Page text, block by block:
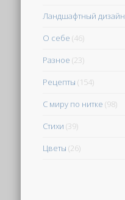
Ландшафтный дизайн.
О себе (46)
Разное (23)
Рецепты (154)
С миру по нитке (98)
Стихи (39)
Цветы (26)